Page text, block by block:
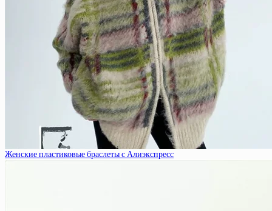
Женские пластиковые браслеты с Алиэкспресс